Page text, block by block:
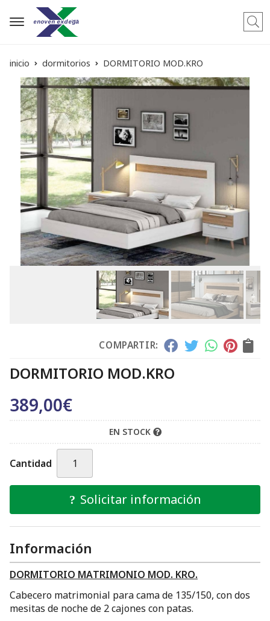
inicio dormitorios DORMITORIO MOD.KRO
COMPARTIR:
DORMITORIO MOD.KRO
389,00€
EN STOCK
Cantidad
Solicitar información
Información
DORMITORIO MATRIMONIO MOD. KRO.
Cabecero matrimonial para cama de 135/150, con dos
mesitas de noche de 2 cajones con patas.